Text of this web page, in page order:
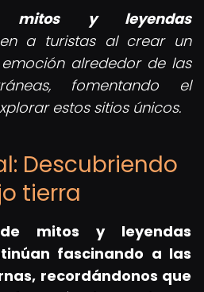
mitos y leyendas
a turistas al crear un
alrededor de las
fomentando el
estos sitios únicos.
Descubriendo
tierra
mitos y leyendas
fascinando a las
recordándonos que